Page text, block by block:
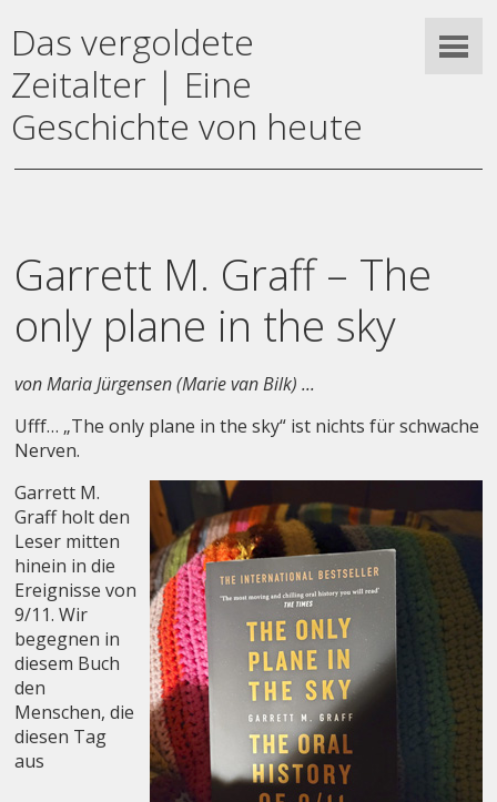
Das vergoldete
Zeitalter | Eine
Geschichte von heute
Garrett M. Graff – The
only plane in the sky
von Maria Jürgensen (Marie van Bilk) ...
Ufff… „The only plane in the sky“ ist nichts für schwache
Nerven.
Garrett M.
Graff holt den
Leser mitten
hinein in die
Ereignisse von
9/11. Wir
begegnen in
diesem Buch
den
Menschen, die
diesen Tag
aus